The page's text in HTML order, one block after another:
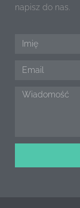
napisz do nas.